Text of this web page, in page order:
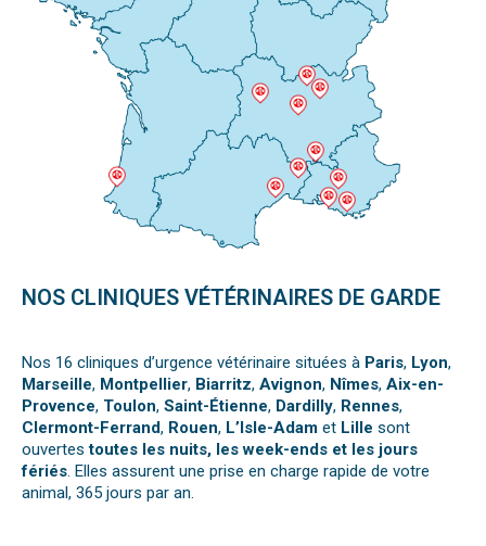
NOS CLINIQUES VÉTÉRINAIRES DE GARDE
Nos 16 cliniques d’urgence vétérinaire situées à Paris, Lyon,
Marseille, Montpellier, Biarritz, Avignon, Nîmes, Aix-en-
Provence, Toulon, Saint-Étienne, Dardilly, Rennes,
Clermont-Ferrand, Rouen, L’Isle-Adam et Lille sont
ouvertestoutes les nuits, les week-ends et les jours
fériés. Elles assurent une prise en charge rapide de votre
animal, 365 jours par an.